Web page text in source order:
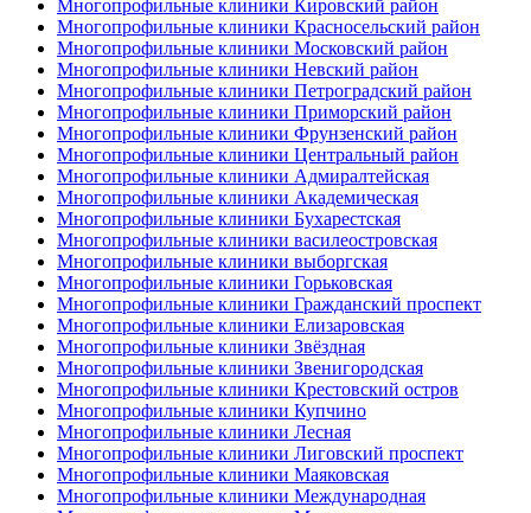
Многопрофильные клиники Кировский район
Многопрофильные клиники Красносельский район
Многопрофильные клиники Московский район
Многопрофильные клиники Невский район
Многопрофильные клиники Петроградский район
Многопрофильные клиники Приморский район
Многопрофильные клиники Фрунзенский район
Многопрофильные клиники Центральный район
Многопрофильные клиники Адмиралтейская
Многопрофильные клиники Академическая
Многопрофильные клиники Бухарестская
Многопрофильные клиники василеостровская
Многопрофильные клиники выборгская
Многопрофильные клиники Горьковская
Многопрофильные клиники Гражданский проспект
Многопрофильные клиники Елизаровская
Многопрофильные клиники Звёздная
Многопрофильные клиники Звенигородская
Многопрофильные клиники Крестовский остров
Многопрофильные клиники Купчино
Многопрофильные клиники Лесная
Многопрофильные клиники Лиговский проспект
Многопрофильные клиники Маяковская
Многопрофильные клиники Международная